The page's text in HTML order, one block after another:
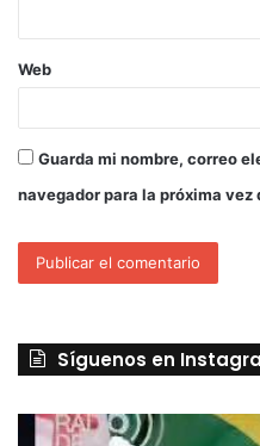
Web
Guarda mi nombre, correo
navegador para la próxima vez
Síguenos en